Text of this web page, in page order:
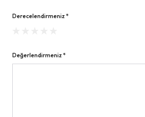
Derecelendirmeniz *
Değerlendirmeniz *